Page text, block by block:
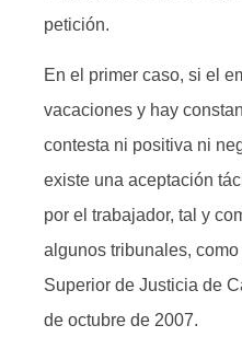
petición.
En el primer caso, si el
vacaciones y hay
contesta ni positiva ni
existe una aceptación
por el trabajador, tal y
algunos tribunales,
Superior de Justicia de
de octubre de 2007.